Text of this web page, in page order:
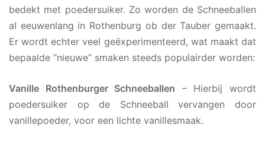
bedekt met poedersuiker. Zo worden de Schneeballen
al eeuwenlang in Rothenburg ob der Tauber gemaakt.
Er wordt echter veel geëxperimenteerd, wat maakt dat
bepaalde “nieuwe” smaken steeds populairder worden:
Vanille Rothenburger Schneeballen – Hierbij wordt
poedersuiker op de Schneeball vervangen door
vanillepoeder, voor een lichte vanillesmaak.